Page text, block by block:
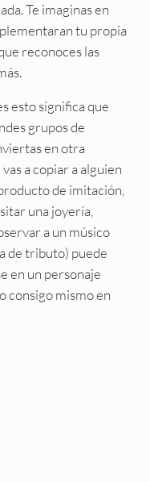
Te imaginas en
tu propia
reconoces las
esto significa que
grupos de
en otra
a copiar a alguien
de imitación,
una joyería,
a un músico
de tributo) puede
en un personaje
consigo mismo en